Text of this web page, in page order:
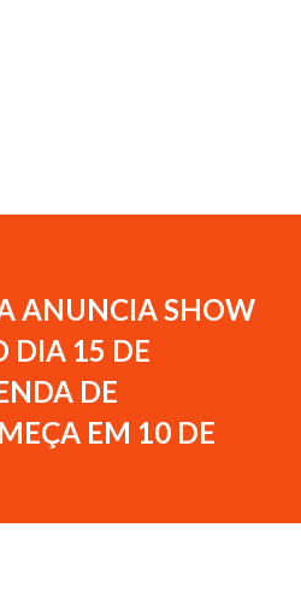
ANUNCIA SHOW
DIA 15 DE
DE
EM 10 DE